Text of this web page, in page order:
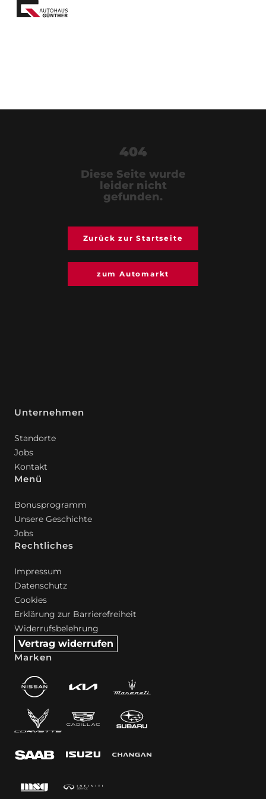
404
Diese Seite wurde
leider nicht
gefunden.
Zurück zur Startseite
zum Automarkt
Unternehmen
Standorte
Jobs
Kontakt
Menü
Bonusprogramm
Unsere Geschichte
Jobs
Rechtliches
Impressum
Datenschutz
Cookies
Erklärung zur Barrierefreiheit
Widerrufsbelehrung
Vertrag widerrufen
Marken